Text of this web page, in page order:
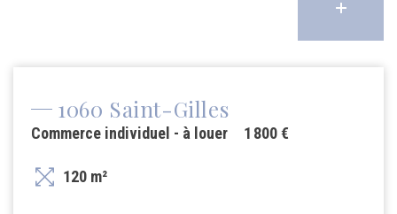
1060 Saint-Gilles
1 800 €
Commerce individuel - à louer
120 m²